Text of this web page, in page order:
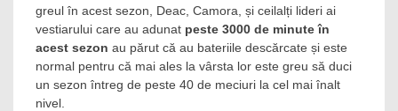
greul în acest sezon, Deac, Camora, și ceilalți lideri ai
vestiarului care au adunat peste 3000 de minute în
acest sezon au părut că au bateriile descărcate și este
normal pentru că mai ales la vârsta lor este greu să duci
un sezon întreg de peste 40 de meciuri la cel mai înalt
nivel.